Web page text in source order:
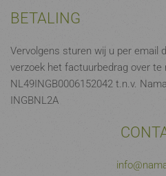
BETALING
Vervolgens sturen wij u per email
verzoek het factuurbedrag over te
NL49INGB0006152042 t.n.v.
INGBNL2A